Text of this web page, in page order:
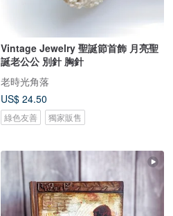
Vintage Jewelry 聖誕節首飾 月亮聖
誕老公公 別針 胸針
老時光角落
US$ 24.50
綠色友善 獨家販售